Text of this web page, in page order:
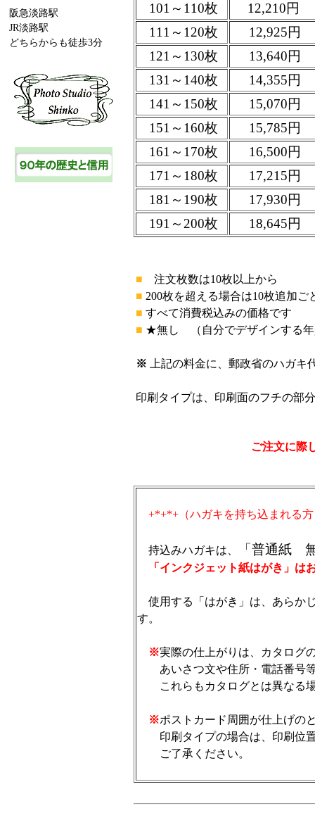
阪急淡路駅
JR淡路駅
どちらからも徒歩3分
101～110枚
12,210円
111～120枚
12,925円
121～130枚
13,640円
131～140枚
14,355円
141～150枚
15,070円
151～160枚
15,785円
161～170枚
16,500円
171～180枚
17,215円
181～190枚
17,930円
191～200枚
18,645円
■ 注文枚数は10枚以上から
■ 200枚を超える場合は10枚追加ご
■ すべて消費税込みの価格です
■ ★無し （自分でデザインする
※ 上記の料金に、郵政省のハガキ
印刷タイプは、印刷面のフチの部
ご注文に際
+*+*+（ハガキを持ち込まれる
持込みハガキは、 「普通紙
「インクジェット紙はがき」は
使用する「はがき」は、あらか
す。
※実際の仕上がりは、カタログ
あいさつ文や住所・電話番号等
これらもカタログとは異なる
※ポストカード周囲が仕上げの
印刷タイプの場合は、印刷位置
ご了承ください。